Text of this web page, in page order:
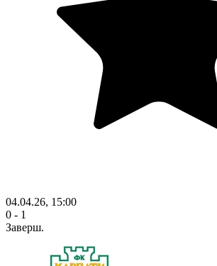
04.04.26, 15:00
0 - 1
Заверш.